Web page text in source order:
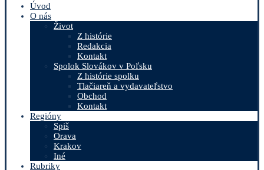
Úvod
O nás
Život
Z histórie
Redakcia
Kontakt
Spolok Slovákov v Poľsku
Z histórie spolku
Tlačiareň a vydavateľstvo
Obchod
Kontakt
Regióny
Spiš
Orava
Krakov
Iné
Rubriky